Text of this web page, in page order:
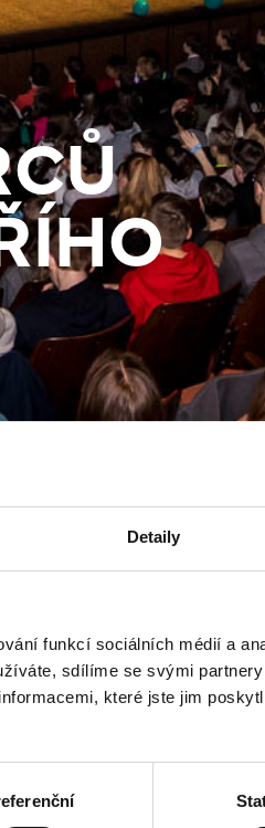
Detaily
funkcí sociálních médií a
sdílíme se svými
které jste jim